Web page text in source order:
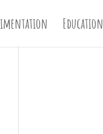
Education